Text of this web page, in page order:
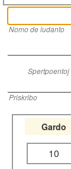
Nomo de ludanto
Spertpoentoj
Priskribo
Gardo
10